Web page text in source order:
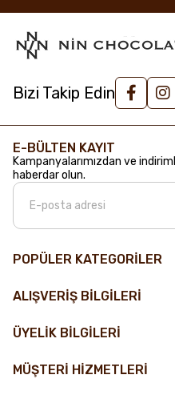
Bizi Takip Edin
POPÜLER KATEGORİLER
ALIŞVERİŞ BİLGİLERİ
ÜYELİK BİLGİLERİ
MÜŞTERİ HİZMETLERİ
E-BÜLTEN KAYIT
Kampanyalarımızdan ve
haberdar olun.